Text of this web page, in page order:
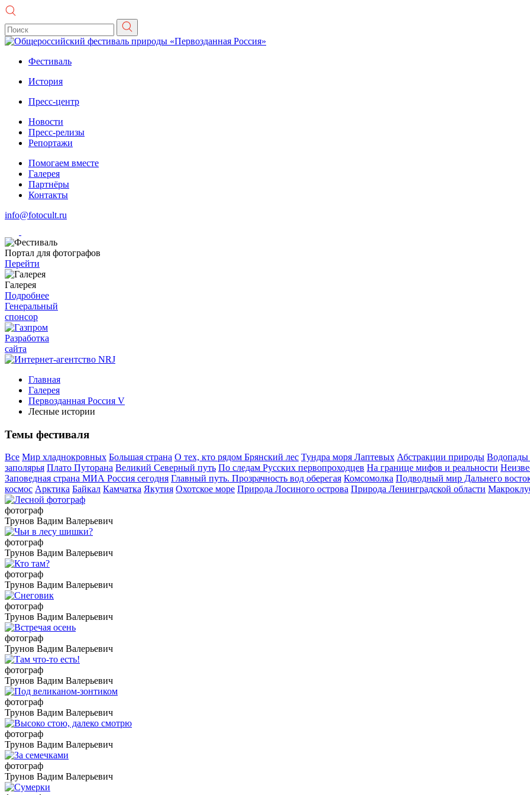
Фестиваль
История
Пресс-центр
Новости
Пресс-релизы
Репортажи
Помогаем вместе
Галерея
Партнёры
Контакты
info@fotocult.ru
Портал для фотографов
Перейти
Галерея
Подробнее
Генеральный
спонсор
Разработка
сайта
Главная
Галерея
Первозданная Россия V
Лесные истории
Темы фестиваля
Все Мир хладнокровных Большая страна О тех, кто рядом Брянский лес Тундра моря Лаптевых Абстракции природы Водопады
заполярья Плато Путорана Великий Северный путь По следам Русских первопроходцев На границе мифов и реальности
Заповедная страна МИА Россия сегодня Главный путь. Прозрачность вод оберегая Комсомолка Подводный мир Дальнего
космос Арктика Байкал Камчатка Якутия Охотское море Природа Лосиного острова Природа Ленинградской области
фотограф
Трунов Вадим Валерьевич
фотограф
Трунов Вадим Валерьевич
фотограф
Трунов Вадим Валерьевич
фотограф
Трунов Вадим Валерьевич
фотограф
Трунов Вадим Валерьевич
фотограф
Трунов Вадим Валерьевич
фотограф
Трунов Вадим Валерьевич
фотограф
Трунов Вадим Валерьевич
фотограф
Трунов Вадим Валерьевич